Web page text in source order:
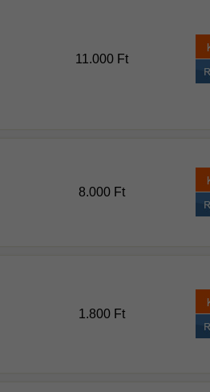
11.000 Ft
8.000 Ft
1.800 Ft